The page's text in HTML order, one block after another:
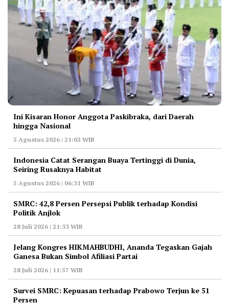
Ini Kisaran Honor Anggota Paskibraka, dari Daerah
hingga Nasional
5 Agustus 2026 | 21:02 WIB
Indonesia Catat Serangan Buaya Tertinggi di Dunia,
Seiring Rusaknya Habitat
5 Agustus 2026 | 06:31 WIB
‎SMRC: 42,8 Persen Persepsi Publik terhadap Kondisi
Politik Anjlok
28 Juli 2026 | 21:33 WIB
‎Jelang Kongres HIKMAHBUDHI, Ananda Tegaskan Gajah
Ganesa Bukan Simbol Afiliasi Partai
28 Juli 2026 | 11:57 WIB
‎Survei SMRC: Kepuasan terhadap Prabowo Terjun ke 51
Persen